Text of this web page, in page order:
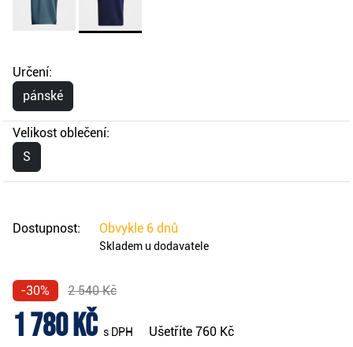
Určení:
pánské
Velikost oblečení:
S
Dostupnost: Obvykle 6 dnů
Skladem u dodavatele
-30% 2 540 Kč
1 780 Kč s DPH Ušetříte 760 Kč